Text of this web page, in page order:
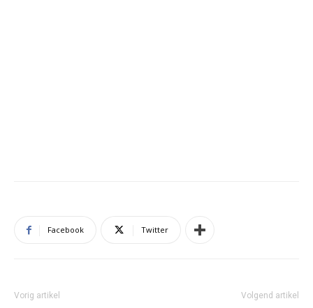
Facebook Twitter
Vorig artikel Volgend artikel